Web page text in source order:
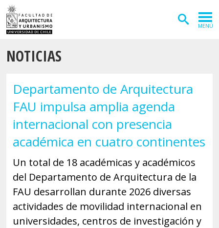
MENÚ
POSTGRADOS
INVESTIGACIÓN
EXTENSIÓN
DEPARTAMENTOS
Arquitectura
Diseño
Geografía
INSTITUTOS
Vivienda
Historia y Patrimonio
FACULTAD
Estudiantes Funcionarios
NOTICIAS
Departamento de Arquitectura
FAU impulsa amplia agenda
internacional con presencia
académica en cuatro continentes
Un total de 18 académicas y académicos
del Departamento de Arquitectura de la
FAU desarrollan durante 2026 diversas
actividades de movilidad internacional en
universidades, centros de investigación y